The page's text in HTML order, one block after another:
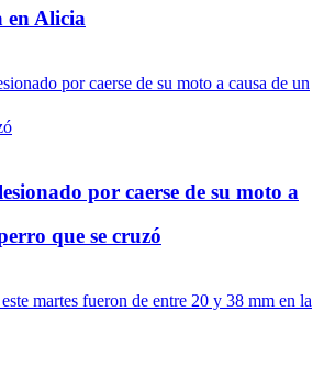
en Alicia
por caerse de su moto a
que se cruzó